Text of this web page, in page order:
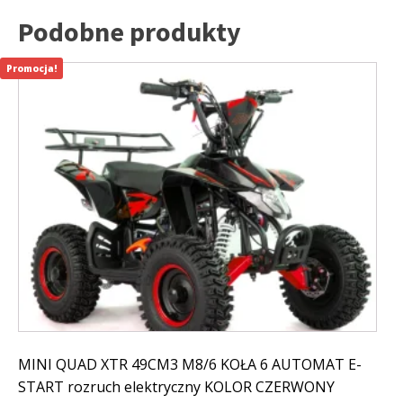
Podobne produkty
MINI QUAD XTR 49CM3 M8/6 KOŁA 6 AUTOMAT E-
START rozruch elektryczny KOLOR CZERWONY
Promocja!